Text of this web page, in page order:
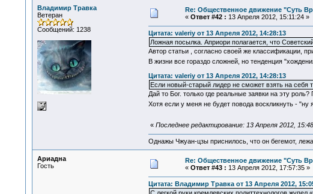
Владимир Травка
Ветеран
Сообщений: 1238
Re: Общественное движение "Суть
« Ответ #42 : 13 Апреля 2012, 15:11:24 »
Цитата: valeriy от 13 Апреля 2012, 14:28:13
Ложная посылка. Априори полагается, что
Автор статьи , согласно своей же классификации,
В жизни все гораздо сложней, но тенденция
Цитата: valeriy от 13 Апреля 2012, 14:28:13
Если новый-старый лидер не сможет взять на себя
Дай то Бог. только где реальные заявки на эту
Хотя если у меня не будет повода воскликнуть - "ну
« Последнее редактирование: 13 Апреля 2012,
Однажы Чжуан-цзы приснилось, что он бегемот,
Ариадна
Гость
Re: Общественное движение "Суть
« Ответ #43 : 13 Апреля 2012, 17:57:35 »
Цитата: Владимир Травка от 13 Апреля 2012,